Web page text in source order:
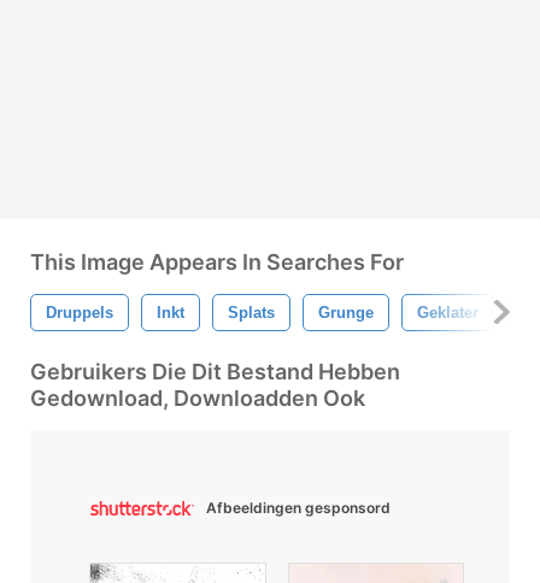
This Image Appears In Searches For
Druppels Inkt Splats Grunge Geklater
Gebruikers Die Dit Bestand Hebben
Gedownload, Downloadden Ook
Afbeeldingen gesponsord